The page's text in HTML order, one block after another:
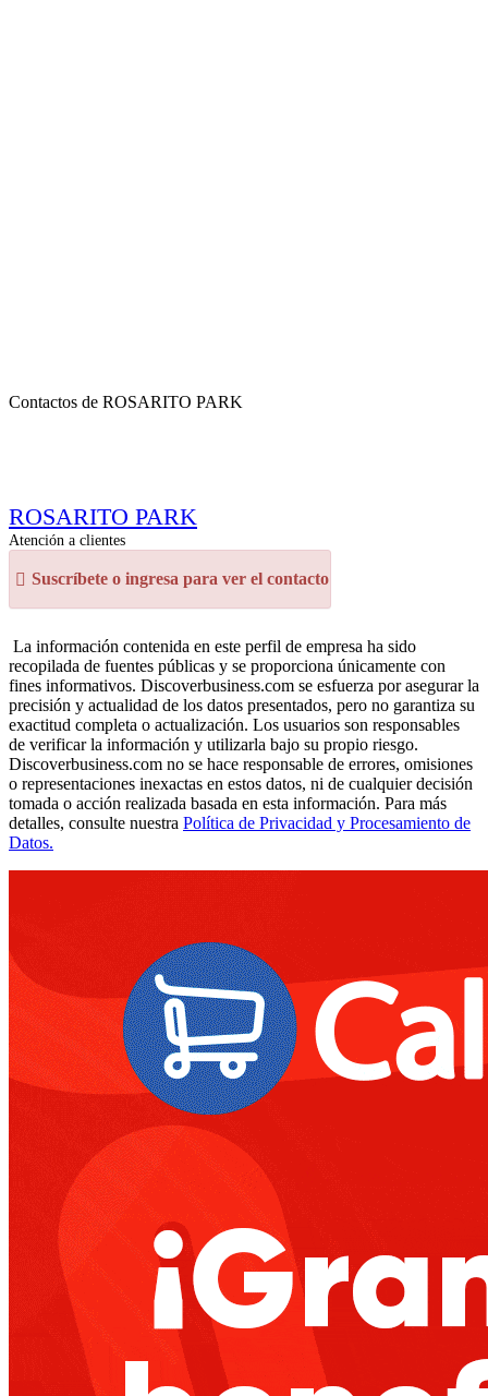
Contactos de ROSARITO PARK
ROSARITO PARK
Atención a clientes
Suscríbete o ingresa para ver el contacto
La información contenida en este perfil de empresa ha sido
recopilada de fuentes públicas y se proporciona únicamente con
fines informativos. Discoverbusiness.com se esfuerza por asegurar la
precisión y actualidad de los datos presentados, pero no garantiza su
exactitud completa o actualización. Los usuarios son responsables
de verificar la información y utilizarla bajo su propio riesgo.
Discoverbusiness.com no se hace responsable de errores, omisiones
o representaciones inexactas en estos datos, ni de cualquier decisión
tomada o acción realizada basada en esta información. Para más
detalles, consulte nuestra Política de Privacidad y Procesamiento de
Datos.